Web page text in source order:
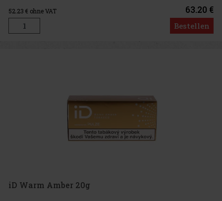
Intensität: 5/10
52.23 € ohne VAT 63.20 €
Bestellen
iD Warm Amber 20g